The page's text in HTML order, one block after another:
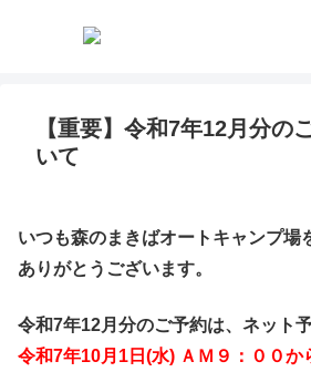
【重要】令和7年12月分の
いて
いつも森のまきばオートキャンプ場
ありがとうございます。
令和7年12月分のご予約は、ネット
令和7年10月1 日(水) ＡＭ９：００か